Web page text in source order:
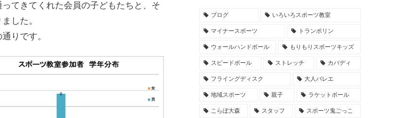
てきてくれた会員の子どもたちと、そ
した。
りです。
ブログ いろいろスポーツ教室
マイナースポーツ トランポリン
ウォールハンドボール もりもりスポーツキッズ
スピードボール ストレッチ カバディ
フライングディスク 大人バレエ
地域スポーツ 親子 ラケットボール
こらぼ大森 スタッフ スポーツ鬼ごっこ